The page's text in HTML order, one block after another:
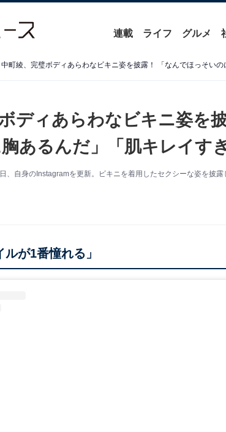
連載 ライフ グルメ
中町綾、完璧ボディあらわなビキニ姿を披露！ 「なんでほっそいの
ディあらわなビキニ姿を
あるんだ」「肌キレイすぎ
、自身のInstagramを更新。ビキニを着用したセクシーな姿を披
ルが1番憧れる」